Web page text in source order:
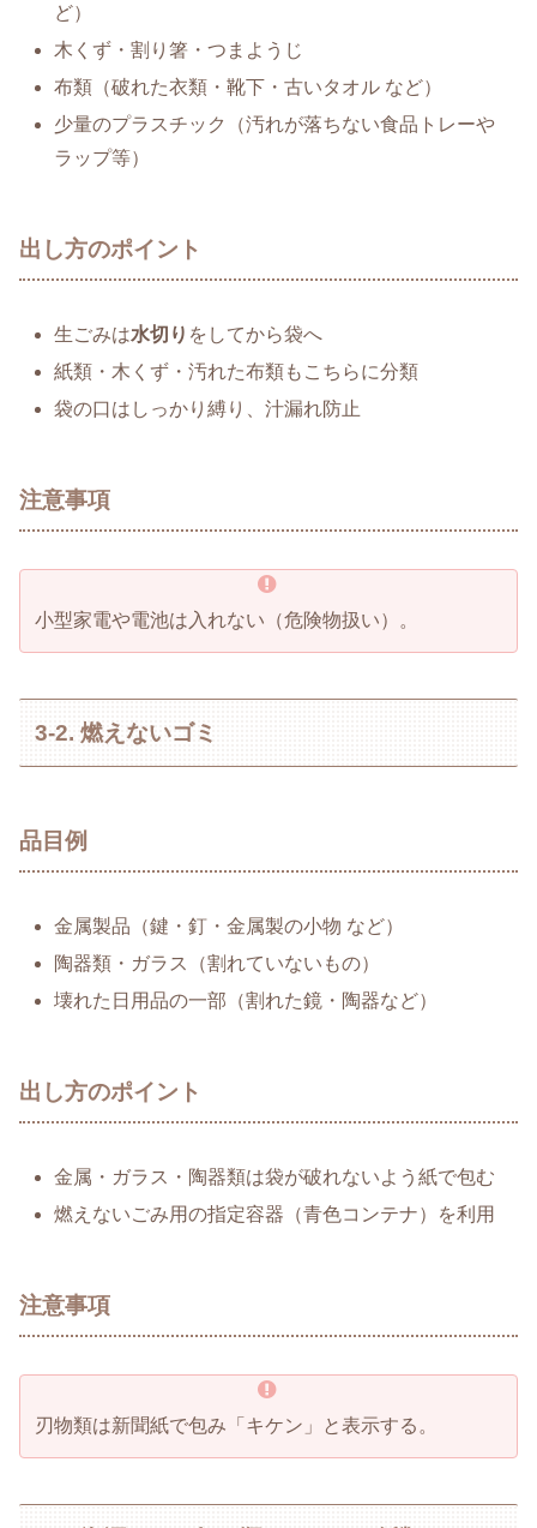
ど）
木くず・割り箸・つまようじ
布類（破れた衣類・靴下・古いタオル など）
少量のプラスチック（汚れが落ちない食品トレーや
ラップ等）
出し方のポイント
生ごみは水切り をしてから袋へ
紙類・木くず・汚れた布類もこちらに分類
袋の口はしっかり縛り、汁漏れ防止
注意事項
小型家電や電池は入れない（危険物扱い）。
3-2. 燃えないゴミ
品目例
金属製品（鍵・釘・金属製の小物 など）
陶器類・ガラス（割れていないもの）
壊れた日用品の一部（割れた鏡・陶器など）
出し方のポイント
金属・ガラス・陶器類は袋が破れないよう紙で包む
燃えないごみ用の指定容器（青色コンテナ）を利用
注意事項
刃物類は新聞紙で包み「キケン」と表示する。